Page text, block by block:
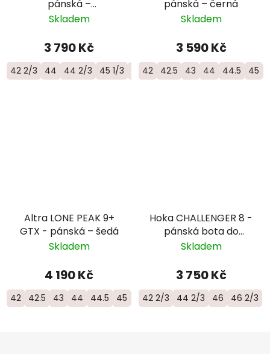
pánská –
zelená/oranžová
Skladem
3 790 Kč
42 2/3 44 44 2/3 45 1/3 46 2/3
pánská – černá
Skladem
3 590 Kč
42 42.5 43 44 44.5 45
Altra LONE PEAK 9+
GTX - pánská – šedá
Skladem
4 190 Kč
42 42.5 43 44 44.5 45 46 46.5
Hoka CHALLENGER 8 -
pánská bota do
smíšeného terénu -
Skladem
3 750 Kč
42 2/3 44 2/3 46 46 2/3